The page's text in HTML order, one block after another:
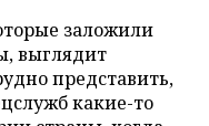
заложили
выглядит
представить,
какие-то